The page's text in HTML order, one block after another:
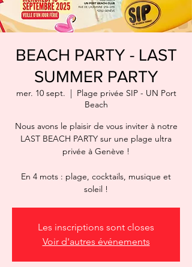
BEACH PARTY - LAST
SUMMER PARTY
mer. 10 sept.
  |
Plage privée SIP - UN Port
Beach
Nous avons le plaisir de vous inviter à notre
LAST BEACH PARTY sur une plage ultra
privée à Genève !
En 4 mots : plage, cocktails, musique et
soleil !
Les inscriptions sont closes
Voir d'autres événements